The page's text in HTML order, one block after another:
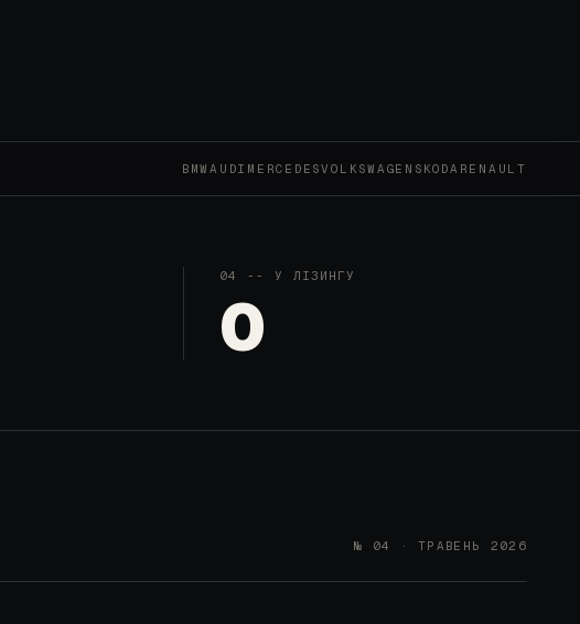
BMWAUDI MERCEDESVOLKSWAGEN SKODA RENAULT
04 -- У ЛІЗИНГУ
0
№ 04 · ТРАВЕНЬ 2026